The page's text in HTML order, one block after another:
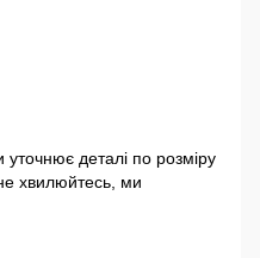
деталі по розміру
хвилюйтесь, ми